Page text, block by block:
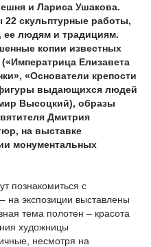
и Лариса Ушакова.
22 скульптурные работы,
ее людям и традициям.
копии известных
Елизавета
«Основатели крепости
выдающихся людей
Высоцкий), образы
Дмитрия
на выставке
монументальных
познакомиться с
на экспозиции выставлены
тема полотен – красота
художницы
несмотря на